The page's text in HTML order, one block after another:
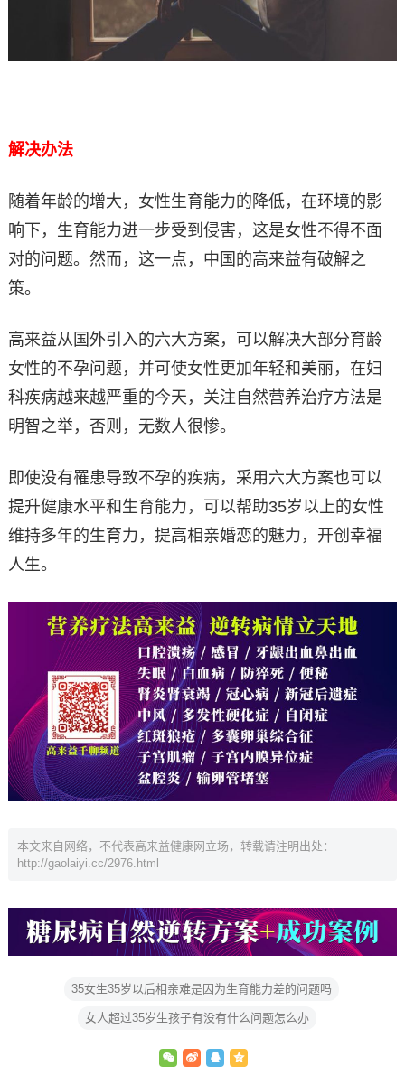
解决办法
随着年龄的增大，女性生育能力的降低，在环境的影
响下，生育能力进一步受到侵害，这是女性不得不面
对的问题。然而，这一点，中国的高来益有破解之
策。
高来益从国外引入的六大方案，可以解决大部分育龄
女性的不孕问题，并可使女性更加年轻和美丽，在妇
科疾病越来越严重的今天，关注自然营养治疗方法是
明智之举，否则，无数人很惨。
即使没有罹患导致不孕的疾病，采用六大方案也可以
提升健康水平和生育能力，可以帮助35岁以上的女性
维持多年的生育力，提高相亲婚恋的魅力，开创幸福
人生。
本文来自网络，不代表高来益健康网立场，转载请注明出处：
http://gaolaiyi.cc/2976.html
35女生35岁以后相亲难是因为生育能力差的问题吗
女人超过35岁生孩子有没有什么问题怎么办